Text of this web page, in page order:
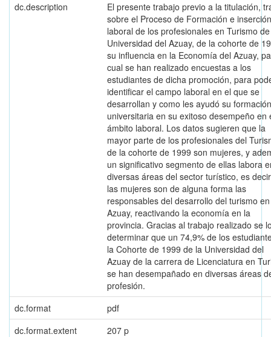
dc.description
El presente trabajo previo a la titulación,
sobre el Proceso de Formación e inserción
laboral de los profesionales en Turismo
Universidad del Azuay, de la cohorte de
su influencia en la Economía del Azuay,
cual se han realizado encuestas a los
estudiantes de dicha promoción, para
identificar el campo laboral en el que se
desarrollan y como les ayudó su formación
universitaria en su exitoso desempeño en
ámbito laboral. Los datos sugieren que la
mayor parte de los profesionales del
de la cohorte de 1999 son mujeres, y
un significativo segmento de ellas labora
diversas áreas del sector turístico, es
las mujeres son de alguna forma las
responsables del desarrollo del turismo
Azuay, reactivando la economía en la
provincia. Gracias al trabajo realizado se
determinar que un 74,9% de los
la Cohorte de 1999 de la Universidad del
Azuay de la carrera de Licenciatura en
se han desempañado en diversas áreas
profesión.
dc.format
pdf
dc.format.extent
207 p